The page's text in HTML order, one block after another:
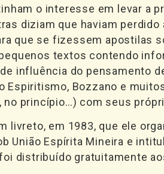
o interesse em levar a
diziam que haviam
que se fizessem apostilas
textos contendo
influência do pensamento
Espiritismo, Bozzano e
princípio…) com seus
livreto, em 1983, que ele
União Espírita Mineira e
distribuído gratuitamente